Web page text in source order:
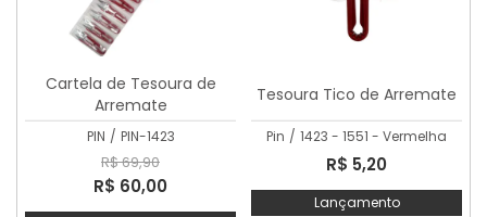
Cartela de Tesoura de
Arremate
PIN / PIN-1423
R$ 69,90
R$ 60,00
Tesoura Tico de Arremate
Pin / 1423 - 1551 - Vermelha
R$ 5,20
Lançamento